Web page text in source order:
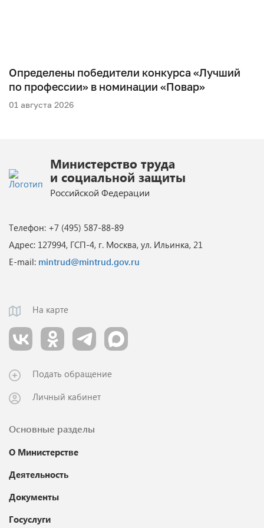
Определены победители конкурса «Лучший
по профессии» в номинации «Повар»
01 августа 2026
Министерство труда
и социальной защиты
Российской Федерации
Телефон: +7 (495) 587-88-89
Адрес: 127994, ГСП-4, г. Москва, ул. Ильинка, 21
E-mail: mintrud@mintrud.gov.ru
На карте
Подать обращение
Личный кабинет
Основные разделы
О Министерстве
Деятельность
Документы
Госуслуги